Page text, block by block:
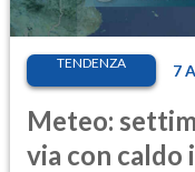
TENDENZA 7
Meteo:
via con caldo